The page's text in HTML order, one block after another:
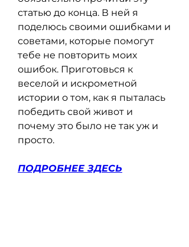
статью до конца. В ней я
поделюсь своими ошибками и
советами, которые помогут
тебе не повторить моих
ошибок. Приготовься к
веселой и искрометной
истории о том, как я пыталась
победить свой живот и
почему это было не так уж и
просто.
ПОДРОБНЕЕ ЗДЕСЬ